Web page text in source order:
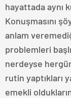
hayattada aynı
Konuşmasını
anlam
problemleri
nerdeyse
rutin yaptıkları
emekli